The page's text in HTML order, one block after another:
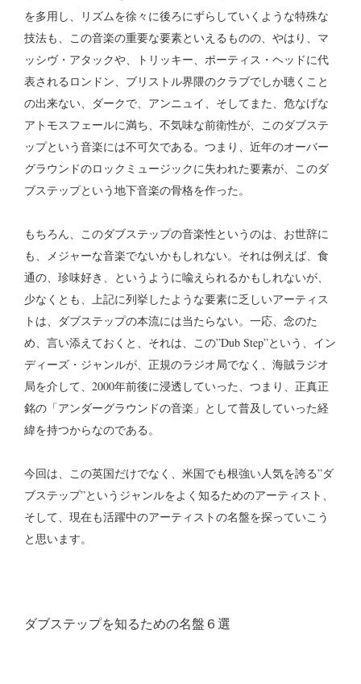
を多用し、リズムを徐々に後ろにずらしていくような特殊な
技法も、この音楽の重要な要素といえるものの、やはり、マ
ッシヴ・アタックや、トリッキー、ポーティス・ヘッドに代
表されるロンドン、ブリストル界隈のクラブでしか聴くこと
の出来ない、ダークで、アンニュイ、そしてまた、危なげな
アトモスフェールに満ち、不気味な前衛性が、このダブステ
ップという音楽には不可欠である。つまり、近年のオーバー
グラウンドのロックミュージックに失われた要素が、このダ
ブステップという地下音楽の骨格を作った。
もちろん、このダブステップの音楽性というのは、お世辞に
も、メジャーな音楽でないかもしれない。それは例えば、食
通の、珍味好き、というように喩えられるかもしれないが、
少なくとも、上記に列挙したような要素に乏しいアーティス
トは、ダブステップの本流には当たらない。一応、念のた
め、言い添えておくと、それは、この”Dub Step”という、イン
ディーズ・ジャンルが、正規のラジオ局でなく、海賊ラジオ
局を介して、2000年前後に浸透していった、つまり、正真正
銘の「アンダーグラウンドの音楽」として普及していった経
緯を持つからなのである。
今回は、この英国だけでなく、米国でも根強い人気を誇る”ダ
ブステップ”というジャンルをよく知るためのアーティスト、
そして、現在も活躍中のアーティストの名盤を探っていこう
と思います。
ダブステップを知るための名盤６選